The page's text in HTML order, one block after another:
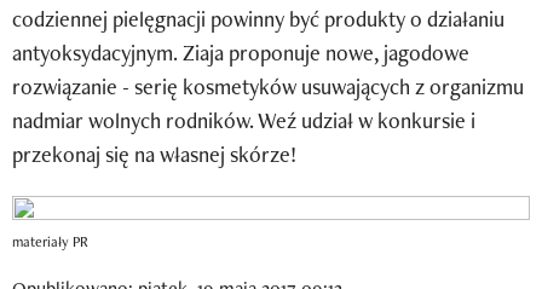
codziennej pielęgnacji powinny być produkty o działaniu
antyoksydacyjnym. Ziaja proponuje nowe, jagodowe
rozwiązanie - serię kosmetyków usuwających z organizmu
nadmiar wolnych rodników. Weź udział w konkursie i
przekonaj się na własnej skórze!
materiały PR